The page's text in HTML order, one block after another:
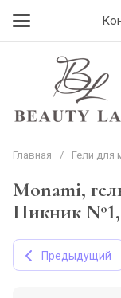
Главная / Гели для
Monami,
Пикник №1,
Предыдущий